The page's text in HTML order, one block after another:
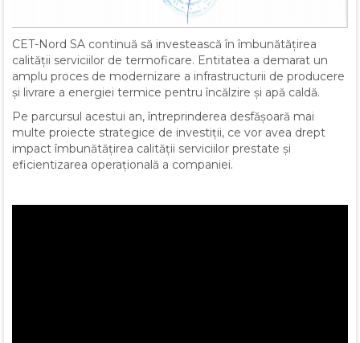
CET-Nord SA continuă să investească în îmbunătățirea
calității serviciilor de termoficare. Entitatea a demarat un
amplu proces de modernizare a infrastructurii de producere
și livrare a energiei termice pentru încălzire și apă caldă.
Pe parcursul acestui an, întreprinderea desfășoară mai
multe proiecte strategice de investiții, ce vor avea drept
impact îmbunătățirea calității serviciilor prestate și
eficientizarea operațională a companiei.